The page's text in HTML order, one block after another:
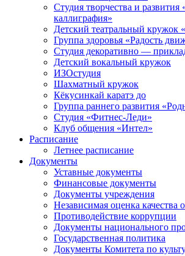
Студия творчества и развития
каллиграфия»
Детский театральный кружок
Группа здоровья «Радость
Студия декоративно —
Детский вокальный кружок
ИЗОстудия
Шахматный кружок
Кёкусинкай каратэ до
Группа раннего развития
Cтудия «Фитнес-Леди»
Клуб общения «Интел»
Расписание
Летнее расписание
Документы
Уставные документы
Финансовые документы
Документы учреждения
Независимая оценка качества
Противодействие коррупции
Документы национального
Государственная политика
Документы Комитета по